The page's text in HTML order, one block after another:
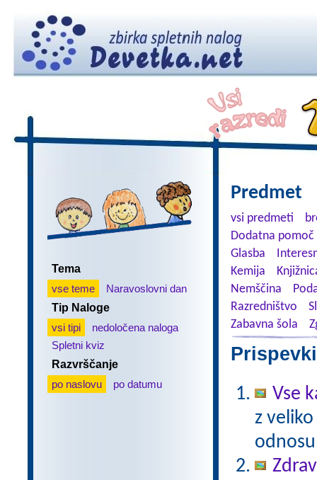
Tema
vse teme
Naravoslovni dan
Tip Naloge
vsi tipi
nedoločena naloga
Spletni kviz
Razvrščanje
po naslovu
po datumu
Predmet
vsi predmeti
Dodatna
Glasba
Kemija
Nemščina
Razredništvo
Zabavna šola
Vse
z